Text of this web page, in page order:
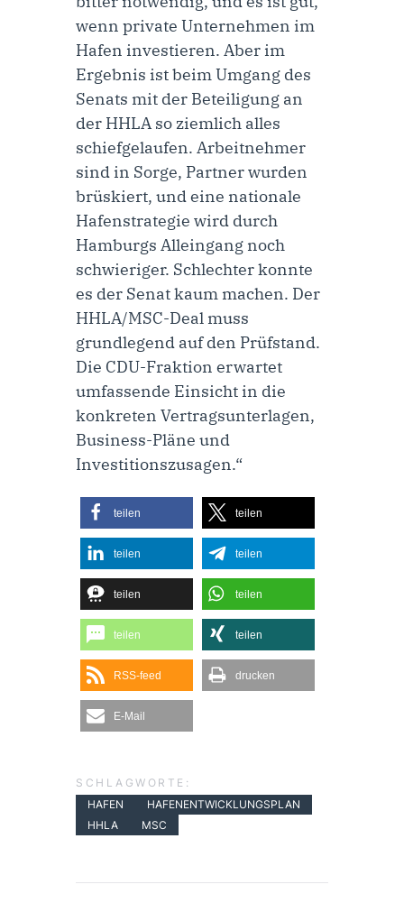
wenn private Unternehmen im
Hafen investieren. Aber im
Ergebnis ist beim Umgang des
Senats mit der Beteiligung an
der HHLA so ziemlich alles
schiefgelaufen. Arbeitnehmer
sind in Sorge, Partner wurden
brüskiert, und eine nationale
Hafenstrategie wird durch
Hamburgs Alleingang noch
schwieriger. Schlechter konnte
es der Senat kaum machen. Der
HHLA/MSC-Deal muss
grundlegend auf den Prüfstand.
Die CDU-Fraktion erwartet
umfassende Einsicht in die
konkreten Vertragsunterlagen,
Business-Pläne und
Investitionszusagen.“
teilen teilen
teilen teilen
teilen teilen
teilen teilen
RSS-feed drucken
E-Mail
SCHLAGWORTE:
HAFEN
HAFENENTWICKLUNGSPLAN
HHLA
MSC